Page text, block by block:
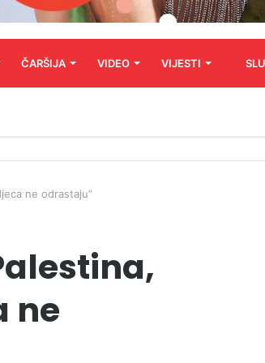
ČARŠIJA VIDEO VIJESTI
ne odrastaju”
ne